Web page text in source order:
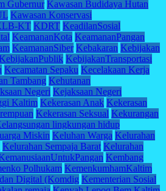
Gubernur Kawasan Budidaya Hutan
Kawasan Konservasi
KT KDRT KeadilanSosial
KeamananKota KeamananPangan
KeamananSiber Kebakaran Kebijakan
KebijakanTransportasi
Kecamatan Sepaku Kecelakaan Kerja
Tambang Kehutanan
Negeri Kejaksaan Negeri
Kaltim Kekerasan Anak Kekerasan
Kekerasan Seksual Kekurangan
lingkungan hidup
Miskin Keluhan Warga Kelurahan
Kelurahan Sempaja Barat Kelurahan
Kembang
Polhukam KemenkumhamKaltim
Digital (Komdig Kementerian Sosial